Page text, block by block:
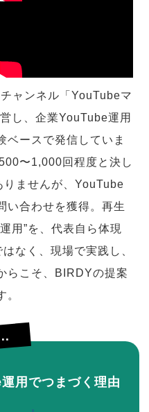
ャンネル「YouTubeマ
し、企業YouTube運用
ベースで発信していま
〜1,000回程度と決し
りませんが、YouTube
い合わせを獲得。再生
用”を、代表自ら体現
なく、現場で実践し、
らこそ、BIRDYの提案
。
用でつまづく理由